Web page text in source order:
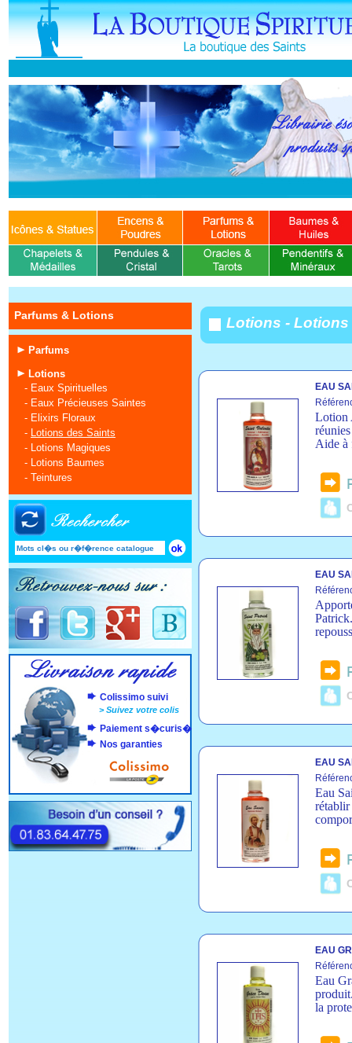
Parfums & Lotions
Parfums
Lotions
- Eaux Spirituelles
- Eaux Précieuses Saintes
- Elixirs Floraux
- Lotions des Saints
- Lotions Magiques
- Lotions Baumes
- Teintures
Colissimo suivi
>Suivez votre colis
Paiement s�curis�
Nos garanties
Lotions - Lotions
EAU
Lotion
Aide à
EAU
EAU
Eau
EAU
Eau
la